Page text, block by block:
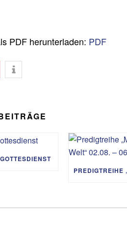
PDF herunterladen: PDF